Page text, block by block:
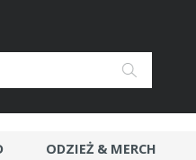
ODZIEŻ & MERCH